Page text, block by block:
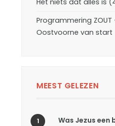
Het niets dat alles is
Programmering
Oostvoorne van start
MEEST GELEZEN
Was Jezus